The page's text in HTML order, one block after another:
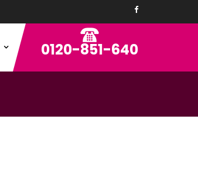
0120-851-640